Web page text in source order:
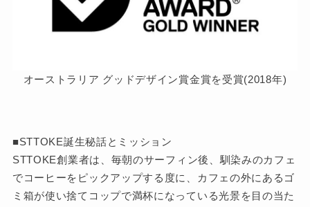
オーストラリア グッドデザイン賞金賞を受賞(2018年)
■STTOKE誕生秘話とミッション
STTOKE創業者は、毎朝のサーフィン後、馴染みのカフェ
でコーヒーをピックアップする度に、カフェの外にあるゴ
ミ箱が使い捨てコップで満杯になっている光景を目の当た